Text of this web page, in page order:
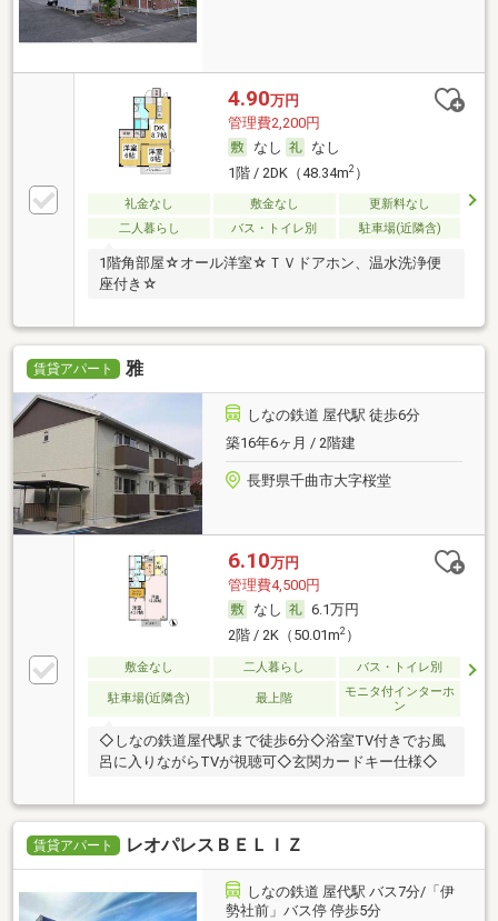
4.90万円
管理費2,200円
なし
なし
1階 / 2DK（48.34m2）
礼金なし 敷金なし
更新料なし
二人暮らし
バス・トイレ別 駐車場(近隣含)
1階角部屋☆オール洋室☆ＴＶドアホン、温水洗浄便
座付き☆
賃貸アパート 雅
しなの鉄道 屋代駅 徒歩6分
築16年6ヶ月 / 2階建
長野県千曲市大字桜堂
6.10万円
管理費4,500円
なし
6.1万円
2階 / 2K（50.01m2）
敷金なし 二人暮らし バス・トイレ別
駐車場(近隣含) 最上階
モニタ付インターホ
ン
◇しなの鉄道屋代駅まで徒歩6分◇浴室TV付きでお風
呂に入りながらTVが視聴可◇玄関カードキー仕様◇
賃貸アパート レオパレスＢＥＬＩＺ
しなの鉄道 屋代駅 バス7分/「伊
勢社前」バス停 停歩5分